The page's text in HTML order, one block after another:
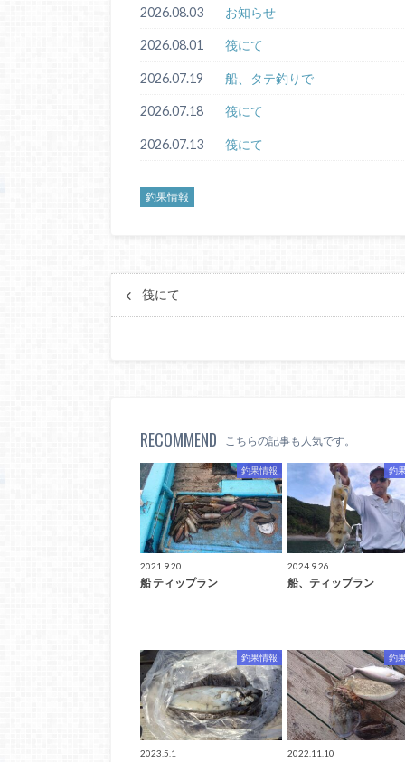
2026.08.03 お知らせ
2026.08.01 筏にて
2026.07.19 船、タテ釣りで
2026.07.18 筏にて
2026.07.13 筏にて
釣果情報
筏にて
RECOMMEND こちらの記事も人気です。
釣果情報
2021.9.20
船 ティップラン
釣
2024.9.26
船、ティップラン
釣果情報
2023.5.1
釣
2022.11.10